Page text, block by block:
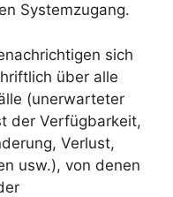
Systemzugang.
sich
über alle
(unerwarteter
der Verfügbarkeit,
Verlust,
usw.), von denen